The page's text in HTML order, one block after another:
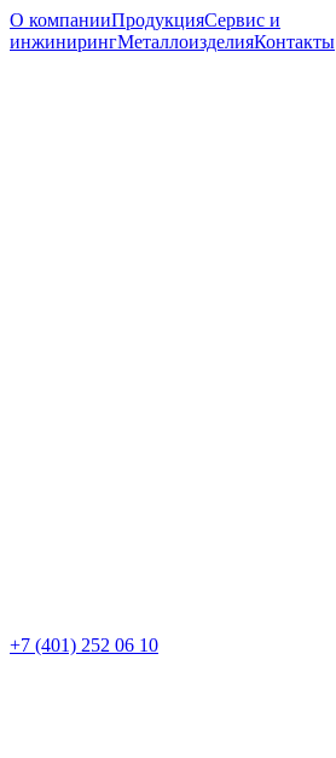
О компанииПродукцияСервис и
инжинирингМеталлоизделияКонтакты
+7 (401) 252 06 10